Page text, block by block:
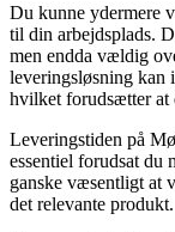
Du kunne ydermere
til din arbejdsplads.
men endda vældig
leveringsløsning kan
hvilket forudsætter at
Leveringstiden på
essentiel forudsat du
ganske væsentligt at
det relevante produkt.